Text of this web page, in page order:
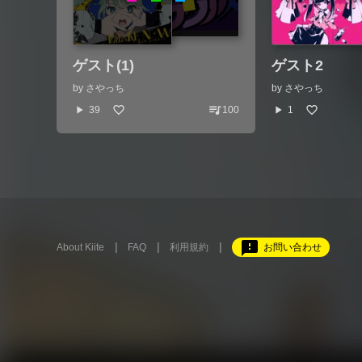
ゲスト(1)
by さやっち
play_arrow 39 queue_music100
ゲスト2
by さやっち
play_arrow 1
About Kiite FAQ 利用規約 feedback お問い合わせ